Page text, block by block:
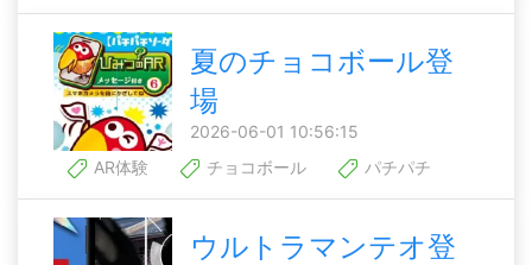
夏のチョコボール登
場
2026-06-01 10:56:15
AR体験
チョコボール パチパチ
ウルトラマンテオ登